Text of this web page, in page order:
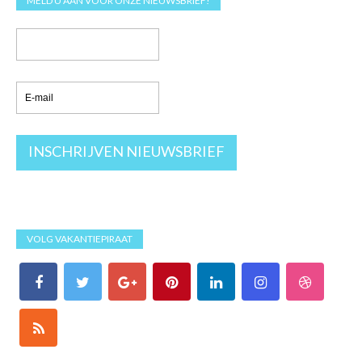
VOLG VAKANTIEPIRAAT